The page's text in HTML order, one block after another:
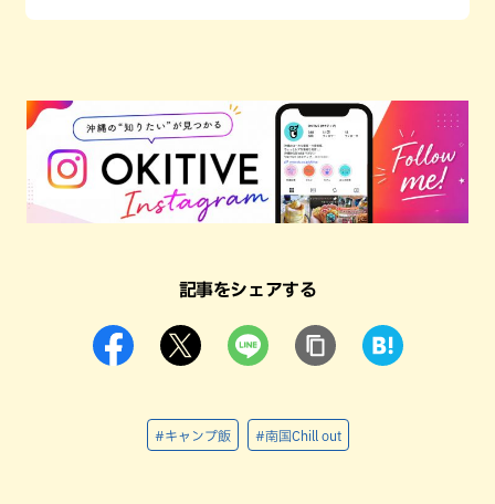
記事をシェアする
#キャンプ飯 #南国Chill out